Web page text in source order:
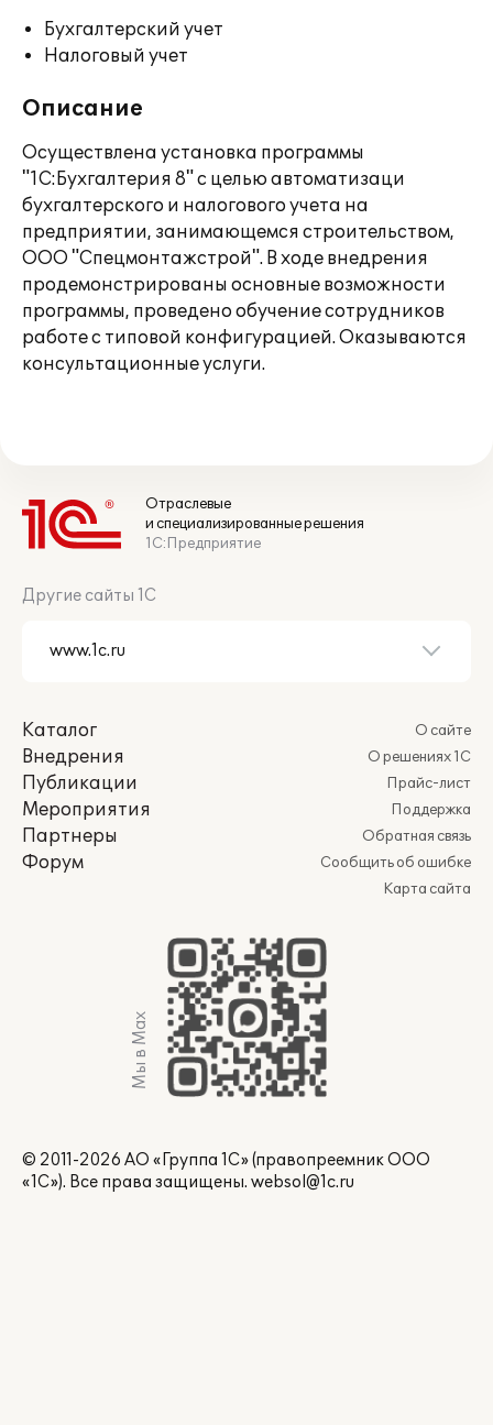
Бухгалтерский учет
Налоговый учет
Описание
Осуществлена установка программы
"1C:Бухгалтерия 8" с целью автоматизаци
бухгалтерского и налогового учета на
предприятии, занимающемся строительством,
ООО "Спецмонтажстрой". В ходе внедрения
продемонстрированы основные возможности
программы, проведено обучение сотрудников
работе с типовой конфигурацией. Оказываются
консультационные услуги.
Отраслевые
и специализированные решения
1С:Предприятие
Другие сайты 1С
Каталог
Внедрения
Публикации
Мероприятия
Партнеры
Форум
О сайте
О решениях 1С
Прайс-лист
Поддержка
Обратная связь
Сообщить об ошибке
Карта сайта
Мы в Max
© 2011-2026 АО «Группа 1С» (правопреемник ООО
«1С»). Все права защищены. websol@1c.ru